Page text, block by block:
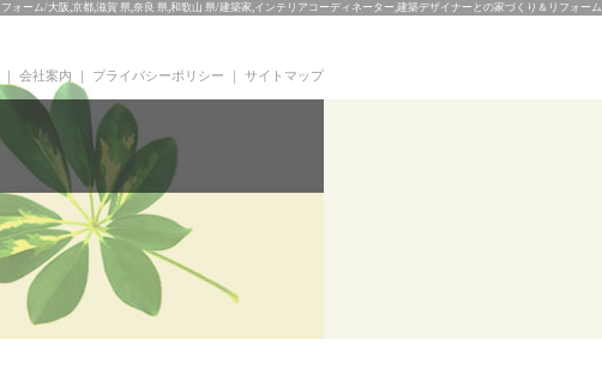
ォーム/大阪,京都,滋賀 県,奈良 県,和歌山 県/建築家,インテリアコーディネーター,建築デザイナーとの家づくり＆リフォーム
｜ 会社案内 ｜ プライバシーポリシー ｜ サイトマップ